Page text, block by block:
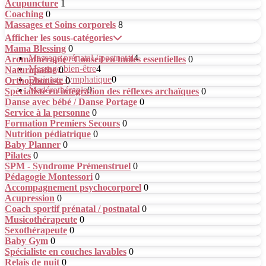
Acupuncture 1
Coaching 0
Massages et Soins corporels 8
Afficher les sous-catégories
Massage prénatal / postnatal4
Massage bien-être4
Drainage lymphatique0
Madérothérapie0
Mama Blessing 0
Aromathérapie / Conseil en huiles essentielles 0
Naturopathe 0
Orthophoniste 0
Spécialiste en intégration des réflexes archaïques 0
Danse avec bébé / Danse Portage 0
Service à la personne 0
Formation Premiers Secours 0
Nutrition pédiatrique 0
Baby Planner 0
Pilates 0
SPM - Syndrome Prémenstruel 0
Pédagogie Montessori 0
Accompagnement psychocorporel 0
Acupression 0
Coach sportif prénatal / postnatal 0
Musicothérapeute 0
Sexothérapeute 0
Baby Gym 0
Spécialiste en couches lavables 0
Relais de nuit 0